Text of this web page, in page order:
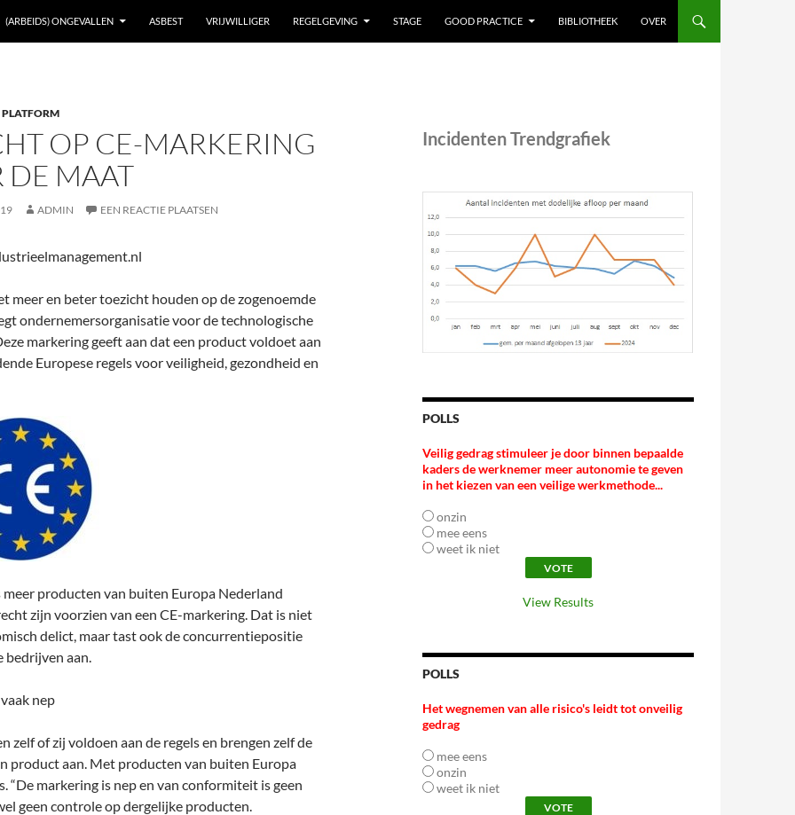
(ARBEIDS) ONGEVALLEN ASBEST VRIJWILLIGER REGELGEVING STAGE GOOD PRACTICE BIBLIOTHEEK OVER
OP CE-MARKERING
DE MAAT
ADMIN EEN REACTIE PLAATSEN
meer en beter toezicht houden op de zogenoemde
ondernemersorganisatie voor de technologische
markering geeft aan dat een product voldoet aan
Europese regels voor veiligheid, gezondheid en
meer producten van buiten Europa Nederland
zijn voorzien van een CE-markering. Dat is niet
delict, maar tast ook de concurrentiepositie
bedrijven aan.
nep
zelf of zij voldoen aan de regels en brengen zelf de
product aan. Met producten van buiten Europa
“De markering is nep en van conformiteit is geen
geen controle op dergelijke producten.
Incidenten Trendgrafiek
POLLS
Veilig gedrag stimuleer je door binnen bepaalde
kaders de werknemer meer autonomie te geven
in het kiezen van een veilige werkmethode...
onzin
mee eens
weet ik niet
View Results
POLLS
Het wegnemen van alle risico's leidt tot onveilig
gedrag
mee eens
onzin
weet ik niet